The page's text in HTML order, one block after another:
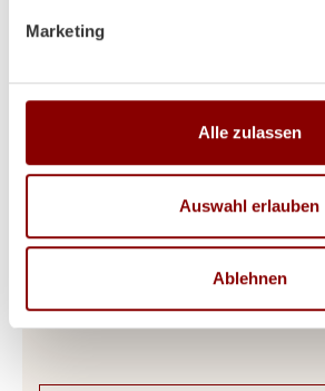
Marketing
Alle zulassen
Auswahl erlauben
Ablehnen
Produktdetails